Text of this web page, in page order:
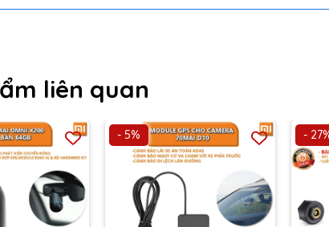
liên quan
- 5% -